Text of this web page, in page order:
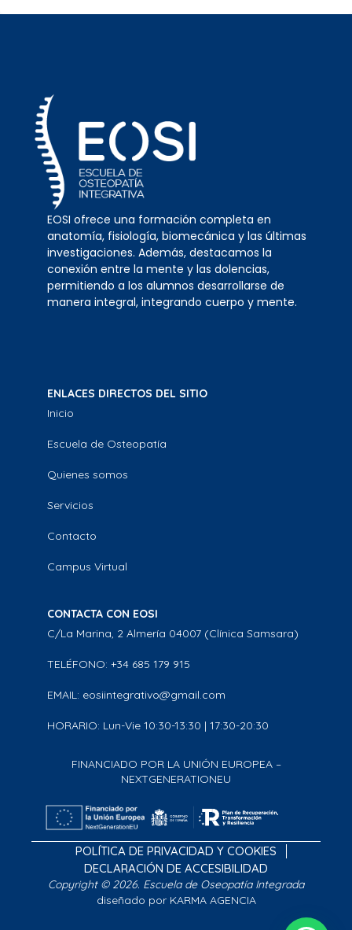
EOSI ofrece una formación completa en
anatomía, fisiología, biomecánica y las últimas
investigaciones. Además, destacamos la
conexión entre la mente y las dolencias,
permitiendo a los alumnos desarrollarse de
manera integral, integrando cuerpo y mente.
ENLACES DIRECTOS DEL SITIO
Inicio
Escuela de Osteopatía
Quienes somos
Servicios
Contacto
Campus Virtual
CONTACTA CON EOSI
C/La Marina, 2 Almería 04007 (Clínica Samsara)
TELÉFONO: +34 685 179 915
EMAIL: eosiintegrativo@gmail.com
HORARIO: Lun-Vie 10:30-13:30 | 17:30-20:30
FINANCIADO POR LA UNIÓN EUROPEA –
NEXTGENERATIONEU
POLÍTICA DE PRIVACIDAD Y COOKIES
DECLARACIÓN DE ACCESIBILIDAD
Copyright © 2026. Escuela de Oseopatía Integrada
diseñado por KARMA AGENCIA